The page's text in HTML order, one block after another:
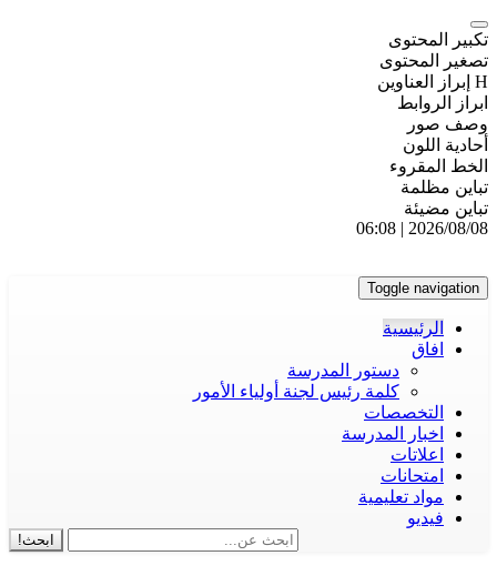
تكبير المحتوى
تصغير المحتوى
H إبراز العناوين
ابراز الروابط
وصف صور
أحادية اللون
الخط المقروء
تباين مظلمة
تباين مضيئة
2026/08/08 | 06:08
Toggle navigation
الرئيسية
افاق
دستور المدرسة
كلمة رئيس لجنة أولياء الأمور
التخصصات
اخبار المدرسة
اعلاتات
امتحانات
مواد تعليمية
فيديو
ابحث!